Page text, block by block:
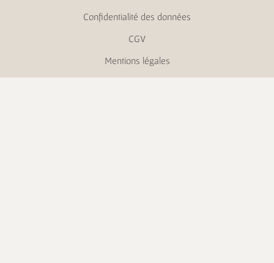
Confidentialité des données
CGV
Mentions légales